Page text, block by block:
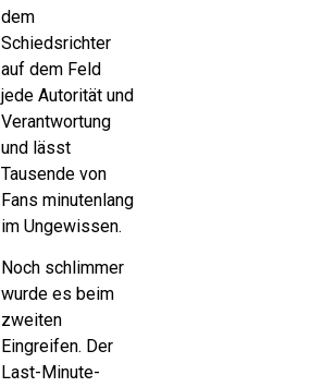
dem
Schiedsrichter
auf dem Feld
jede Autorität und
Verantwortung
und lässt
Tausende von
Fans minutenlang
im Ungewissen.
Noch schlimmer
wurde es beim
zweiten
Eingreifen. Der
Last-Minute-